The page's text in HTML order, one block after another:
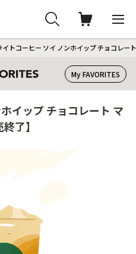
イトコーヒー ソイ ノンホイップ チョコレー
My FAVORITES
イップ チョコレート マ
了】